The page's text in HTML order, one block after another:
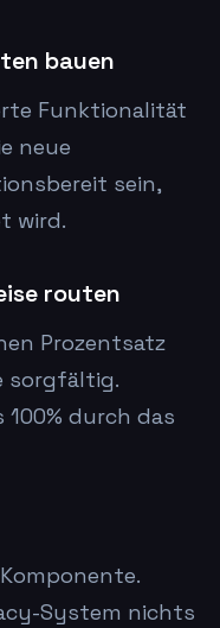
bauen
Funktionalität
neue
sein,
wird.
routen
Prozentsatz
sorgfältig.
100% durch das
System nichts